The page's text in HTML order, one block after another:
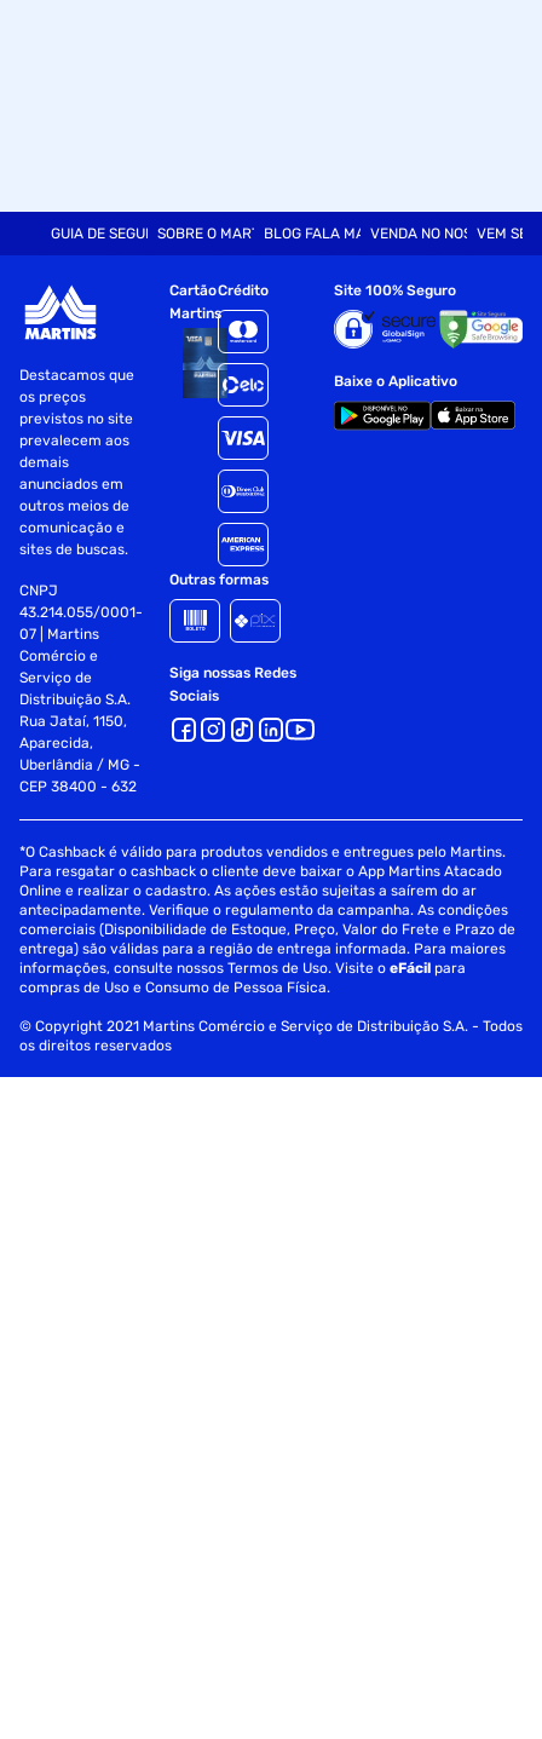
GUIA DE SEGURANÇASOBRE O MARTINSBLOG FALA MARTVENDA NO NOSSO SITE
VEM SER
Destacamos que
os preços
previstos no site
prevalecem aos
demais
anunciados em
outros meios de
comunicação e
sites de buscas.
CNPJ
43.214.055/0001-
07 | Martins
Comércio e
Serviço de
Distribuição S.A.
Rua Jataí, 1150,
Aparecida,
Uberlândia / MG -
CEP 38400 - 632
Cartão
Martins
Crédito
Outras formas
Siga nossas Redes
Sociais
Site 100% Seguro
Baixe o Aplicativo
*O Cashback é válido para produtos vendidos e entregues pelo Martins.
Para resgatar o cashback o cliente deve baixar o App Martins Atacado
Online e realizar o cadastro. As ações estão sujeitas a saírem do ar
antecipadamente. Verifique o regulamento da campanha. As condições
comerciais (Disponibilidade de Estoque, Preço, Valor do Frete e Prazo de
entrega) são válidas para a região de entrega informada. Para maiores
informações, consulte nossos Termos de Uso. Visite oeFácil para
compras de Uso e Consumo de Pessoa Física.
© Copyright 2021 Martins Comércio e Serviço de Distribuição S.A. - Todos
os direitos reservados